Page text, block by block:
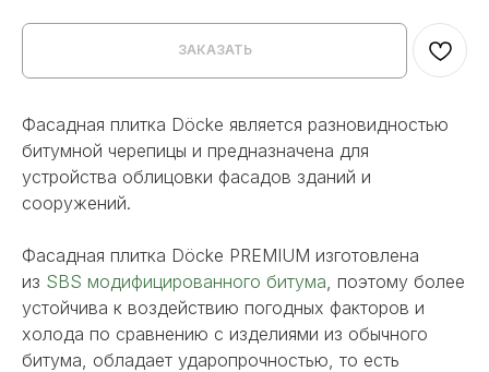
ЗАКАЗАТЬ
Фасадная плитка Döcke является разновидностью
битумной черепицы и предназначена для
устройства облицовки фасадов зданий и
сооружений.
Фасадная плитка Döcke PREMIUM изготовлена
из SBS модифицированного битума , поэтому более
устойчива к воздействию погодных факторов и
холода по сравнению с изделиями из обычного
битума, обладает ударопрочностью, то есть